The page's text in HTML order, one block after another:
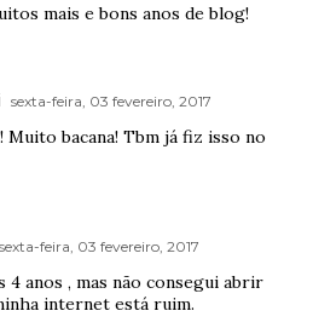
mais e bons anos de blog!
sexta-feira, 03 fevereiro, 2017
Muito bacana! Tbm já fiz isso no
sexta-feira, 03 fevereiro, 2017
4 anos , mas não consegui abrir
internet está ruim.